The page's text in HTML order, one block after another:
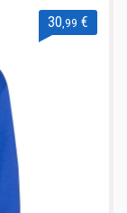
30 ,99 €